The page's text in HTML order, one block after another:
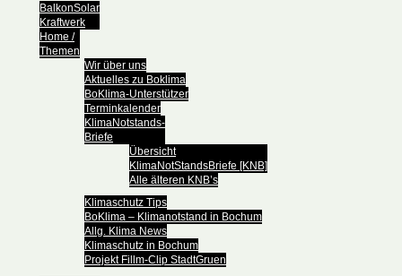
BalkonSolar
Kraftwerk
Home /
Themen
Wir über uns
Aktuelles zu Boklima
BoKlima-Unterstützer
Terminkalender
KlimaNotstands-
Briefe
Übersicht
KlimaNotStandsBriefe [KNB]
Alle älteren KNB’s
Klimaschutz Tips
BoKlima – Klimanotstand in Bochum
Allg. Klima News
Klimaschutz in Bochum
Projekt Fillm-Clip StadtGruen